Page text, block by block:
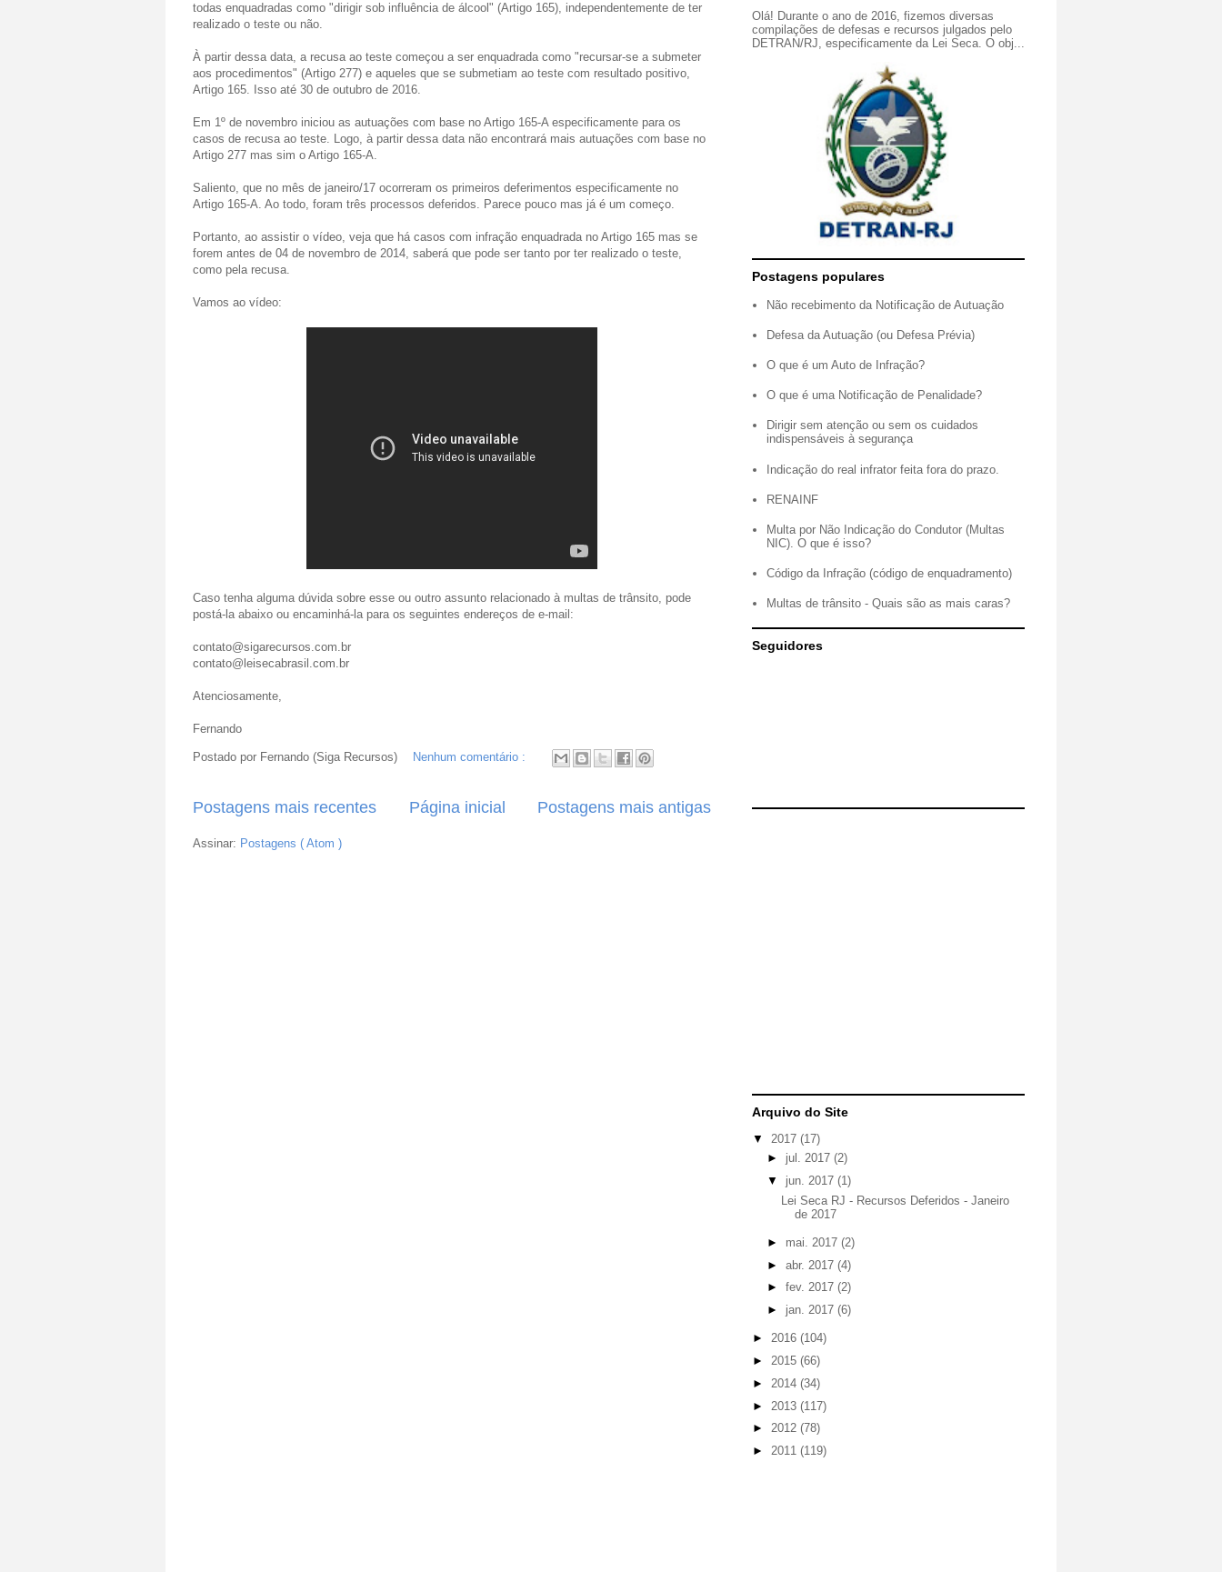
todas enquadradas como "dirigir sob influência de álcool" (Artigo 165), independentemente de ter
realizado o teste ou não.
À partir dessa data, a recusa ao teste começou a ser enquadrada como "recursar-se a submeter
aos procedimentos" (Artigo 277) e aqueles que se submetiam ao teste com resultado positivo,
Artigo 165. Isso até 30 de outubro de 2016.
Em 1º de novembro iniciou as autuações com base no Artigo 165-A especificamente para os
casos de recusa ao teste. Logo, à partir dessa data não encontrará mais autuações com base no
Artigo 277 mas sim o Artigo 165-A.
Saliento, que no mês de janeiro/17 ocorreram os primeiros deferimentos especificamente no
Artigo 165-A. Ao todo, foram três processos deferidos. Parece pouco mas já é um começo.
Portanto, ao assistir o vídeo, veja que há casos com infração enquadrada no Artigo 165 mas se
forem antes de 04 de novembro de 2014, saberá que pode ser tanto por ter realizado o teste,
como pela recusa.
Vamos ao vídeo:
Caso tenha alguma dúvida sobre esse ou outro assunto relacionado à multas de trânsito, pode
postá-la abaixo ou encaminhá-la para os seguintes endereços de e-mail:
contato@sigarecursos.com.br
contato@leisecabrasil.com.br
Atenciosamente,
Fernando
Postado por Fernando (Siga Recursos) Nenhum comentário :
Postagens mais recentes Postagens mais antigas
Página inicial
Assinar: Postagens ( Atom )
Olá! Durante o ano de 2016, fizemos diversas
compilações de defesas e recursos julgados pelo
DETRAN/RJ, especificamente da Lei Seca. O obj...
Postagens populares
Não recebimento da Notificação de Autuação
Defesa da Autuação (ou Defesa Prévia)
O que é um Auto de Infração?
O que é uma Notificação de Penalidade?
Dirigir sem atenção ou sem os cuidados
indispensáveis à segurança
Indicação do real infrator feita fora do prazo.
RENAINF
Multa por Não Indicação do Condutor (Multas
NIC). O que é isso?
Código da Infração (código de enquadramento)
Multas de trânsito - Quais são as mais caras?
Seguidores
Arquivo do Site
▼ 2017 (17)
► jul. 2017 (2)
▼ jun. 2017 (1)
Lei Seca RJ - Recursos Deferidos - Janeiro
de 2017
► mai. 2017 (2)
► abr. 2017 (4)
► fev. 2017 (2)
► jan. 2017 (6)
► 2016 (104)
► 2015 (66)
► 2014 (34)
► 2013 (117)
► 2012 (78)
► 2011 (119)